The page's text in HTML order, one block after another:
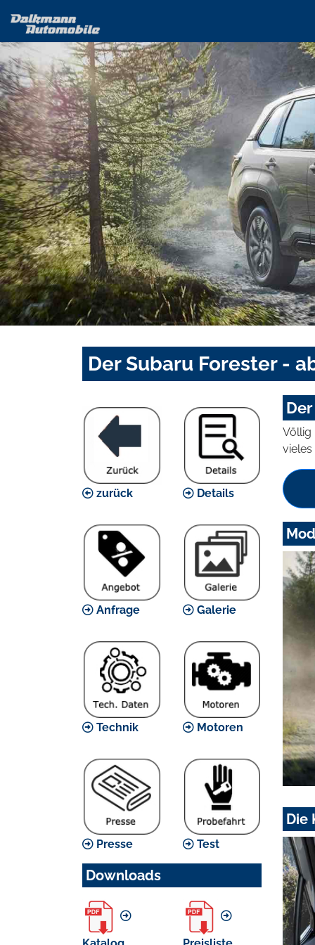
Der Subaru Forester -
zurück Details
Anfrage Galerie
Technik Motoren
Presse Test
Downloads
Völlig
vieles
Die